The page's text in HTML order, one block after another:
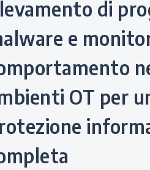
di
e
OT per